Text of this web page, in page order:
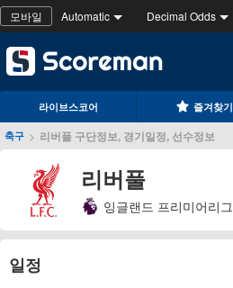
모바일 Automatic Decimal Odds
라이브스코어 즐겨찾기
축구 > 리버풀 구단정보, 경기일정, 선수정보
리버풀
잉글랜드 프리미어리그
일정